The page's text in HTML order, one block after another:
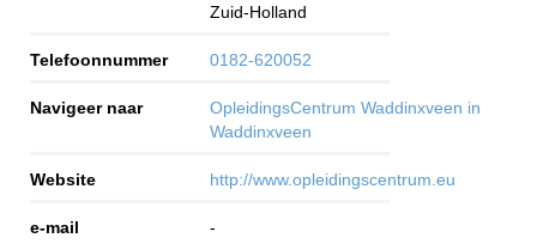
Zuid-Holland
Telefoonnummer 0182-620052
Navigeer naar
OpleidingsCentrum Waddinxveen in
Waddinxveen
Website http://www.opleidingscentrum.eu
e-mail -